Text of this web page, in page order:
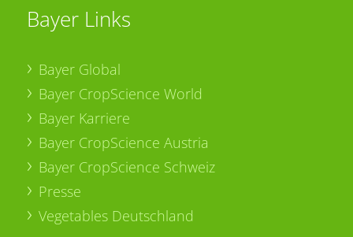
Bayer Links
Bayer Global
Bayer CropScience World
Bayer Karriere
Bayer CropScience Austria
Bayer CropScience Schweiz
Presse
Vegetables Deutschland